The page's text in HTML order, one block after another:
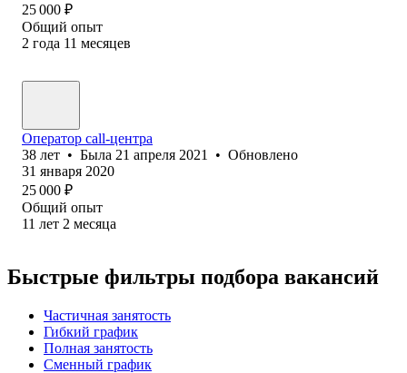
25 000 ₽
Общий опыт
2 года 11 месяцев
Оператор call-центра
38 лет • Была 21 апреля 2021 • Обновлено
31 января 2020
25 000 ₽
Общий опыт
11 лет 2 месяца
Быстрые фильтры подбора вакансий
Частичная занятость
Гибкий график
Полная занятость
Сменный график